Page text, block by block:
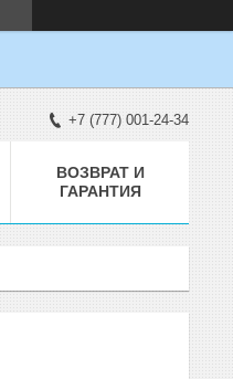
+7 (777) 001-24-34
ВОЗВРАТ И
ГАРАНТИЯ